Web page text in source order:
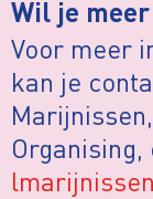
Wil je
Voor meer
kan je